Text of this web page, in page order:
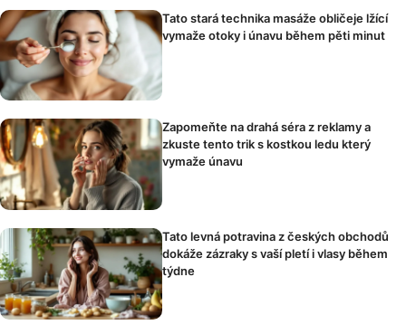
Tato stará technika masáže obličeje lžící
vymaže otoky i únavu během pěti minut
Zapomeňte na drahá séra z reklamy a
zkuste tento trik s kostkou ledu který
vymaže únavu
Tato levná potravina z českých obchodů
dokáže zázraky s vaší pletí i vlasy během
týdne